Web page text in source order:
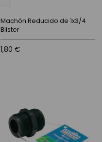
Machón Reducido de 1x3/4
Blister
1,80 €